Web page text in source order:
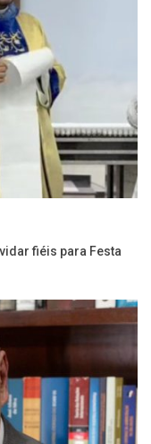
fiéis para Festa